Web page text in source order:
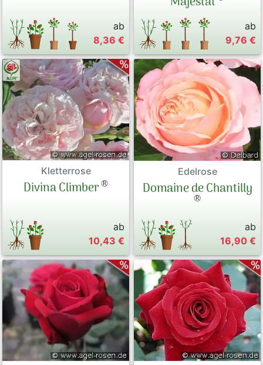
ab
8,36 €
ab
9,76 €
Kletterrose
Divina Climber®
ab
10,43 €
Edelrose
Domaine de Chantilly
®
ab
16,90 €